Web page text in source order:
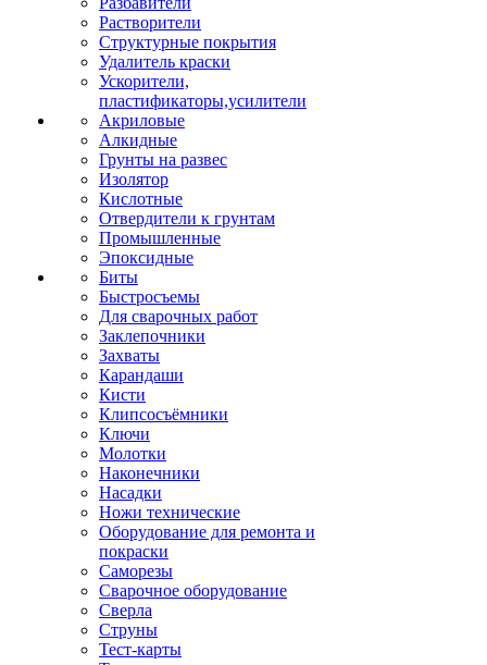
Растворители
Структурные покрытия
Удалитель краски
Ускорители,
пластификаторы,усилители
Акриловые
Алкидные
Грунты на развес
Изолятор
Кислотные
Отвердители к грунтам
Промышленные
Эпоксидные
Биты
Быстросъемы
Для сварочных работ
Заклепочники
Захваты
Карандаши
Кисти
Клипсосъёмники
Ключи
Молотки
Наконечники
Насадки
Ножи технические
Оборудование для ремонта и
покраски
Саморезы
Сварочное оборудование
Сверла
Струны
Тест-карты